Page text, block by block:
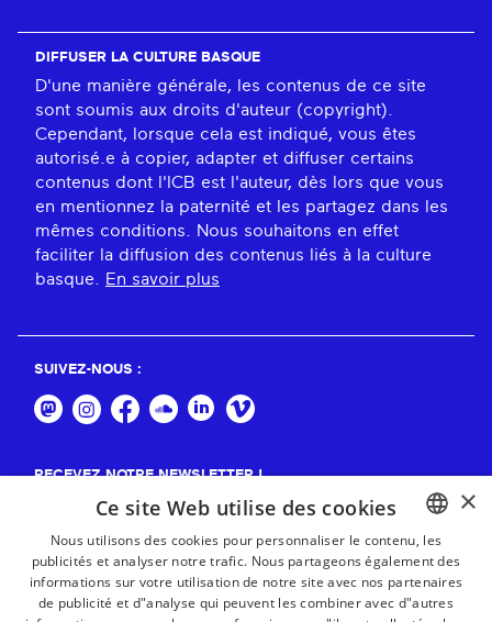
DIFFUSER LA CULTURE BASQUE
D'une manière générale, les contenus de ce site
sont soumis aux droits d'auteur (copyright).
Cependant, lorsque cela est indiqué, vous êtes
autorisé.e à copier, adapter et diffuser certains
contenus dont l'ICB est l'auteur, dès lors que vous
en mentionnez la paternité et les partagez dans les
mêmes conditions. Nous souhaitons en effet
faciliter la diffusion des contenus liés à la culture
basque.
En savoir plus
SUIVEZ-NOUS :
RECEVEZ NOTRE NEWSLETTER !
BASQUE
FRENCH
×
Ce site Web utilise des cookies
Nous utilisons des cookies pour personnaliser le contenu, les
publicités et analyser notre trafic. Nous partageons également des
informations sur votre utilisation de notre site avec nos partenaires
de publicité et d"analyse qui peuvent les combiner avec d"autres